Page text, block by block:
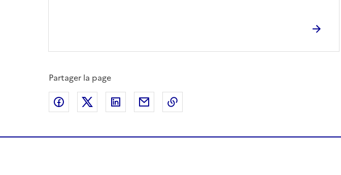
Partager la page
Partager sur Facebook
Partager sur XPartager sur LinkedIn
Partager par email